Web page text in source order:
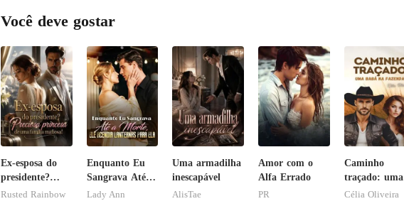
Você deve gostar
Ex-esposa do
presidente?
Preciosa
Rusted Rainbow
Enquanto Eu
Sangrava Até a
Morte, Ele
Lady Ann
Uma armadilha
inescapável
AlisTae
Amor com o
Alfa Errado
PR
Caminho
traçado: uma
babá na
Célia Oliveira